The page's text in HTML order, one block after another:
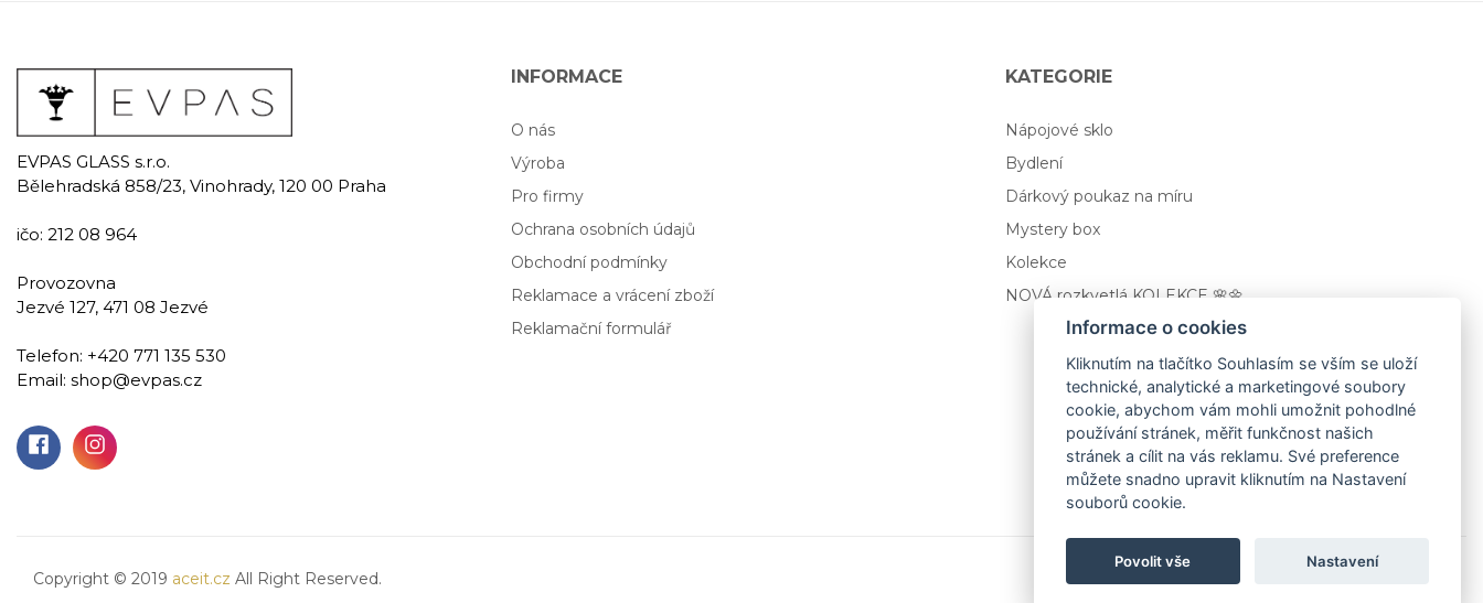
Neat
Ručně rytá sklenice na whisky 390 ml
Neat
Ručně rytá sklenice na whisky 390 ml
579,00 Kč
Přidat do košíku
EVPAS GLASS s.r.o.
Bělehradská 858/23, Vinohrady, 120 00 Praha
ičo: 212 08 964
Provozovna
Jezvé 127, 471 08 Jezvé
Telefon: +420 771 135 530
Email: shop@evpas.cz
INFORMACE
O nás
Výroba
Pro firmy
Ochrana osobních údajů
Obchodní podmínky
Reklamace a vrácení zboží
Reklamační formulář
KATEGORIE
Nápojové sklo
Bydlení
Dárkový poukaz na míru
Mystery box
Kolekce
NOVÁ rozkvetlá KOLEKCE 🌸🌼
Copyright © 2019 aceit.cz All Right Reserved.
Informace o cookies
Kliknutím na tlačítko Souhlasím se vším se uloží
technické, analytické a marketingové soubory
cookie, abychom vám mohli umožnit pohodlné
používání stránek, měřit funkčnost našich
stránek a cílit na vás reklamu. Své preference
můžete snadno upravit kliknutím na Nastavení
souborů cookie.
Povolit vše Nastavení